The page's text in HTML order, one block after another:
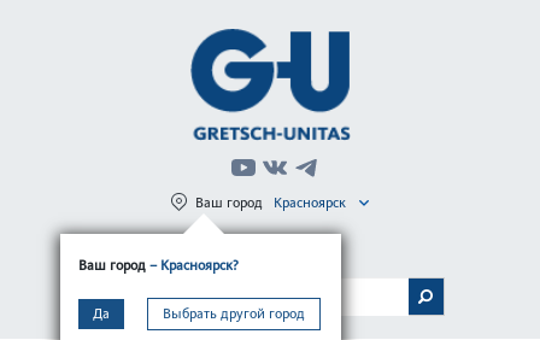
Ваш город – Красноярск?
Да Выбрать другой город
Ваш город Красноярск
МЕНЮ